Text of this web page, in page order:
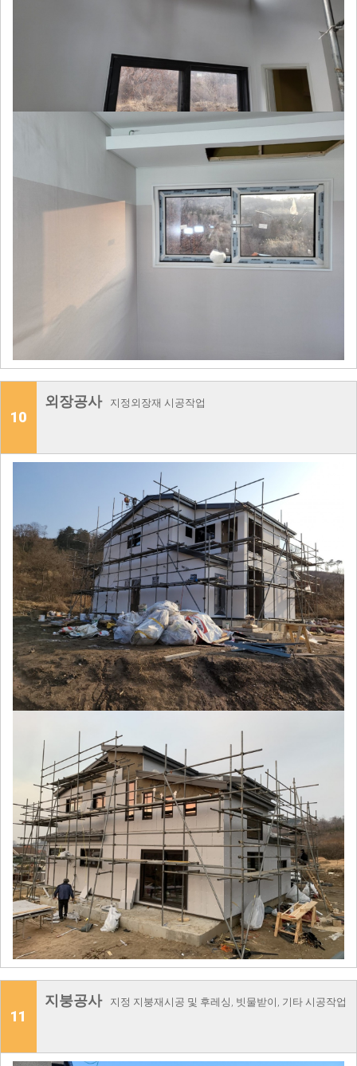
10
외장공사 지정외장재 시공작업
11
지붕공사 지정 지붕재시공 및 후레싱, 빗물받이, 기타 시공작업